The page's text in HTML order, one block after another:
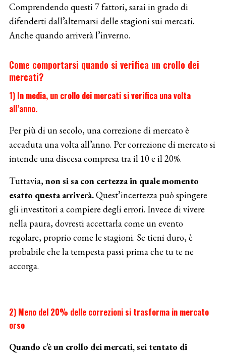
Comprendendo questi 7 fattori, sarai in grado di
difenderti dall’alternarsi delle stagioni sui mercati.
Anche quando arriverà l’inverno.
Come comportarsi quando si verifica un crollo dei
mercati?
1) In media, un crollo dei mercati si verifica una volta
all’anno.
Per più di un secolo, una correzione di mercato è
accaduta una volta all’anno. Per correzione di mercato si
intende una discesa compresa tra il 10 e il 20%.
Tuttavia,non si sa con certezza in quale momento
esatto questa arriverà.Quest’incertezza può spingere
gli investitori a compiere degli errori. Invece di vivere
nella paura, dovresti accettarla come un evento
regolare, proprio come le stagioni. Se tieni duro, è
probabile che la tempesta passi prima che tu te ne
accorga.
2) Meno del 20% delle correzioni si trasforma in mercato
orso
Quando c’è un crollo dei mercati, sei tentato di